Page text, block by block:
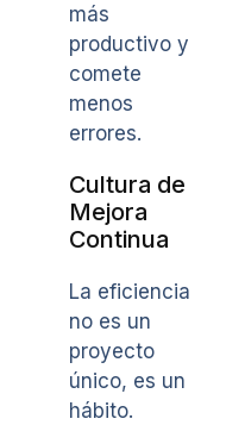
más
productivo y
comete
menos
errores.
Cultura de
Mejora
Continua
La eficiencia
no es un
proyecto
único, es un
hábito.